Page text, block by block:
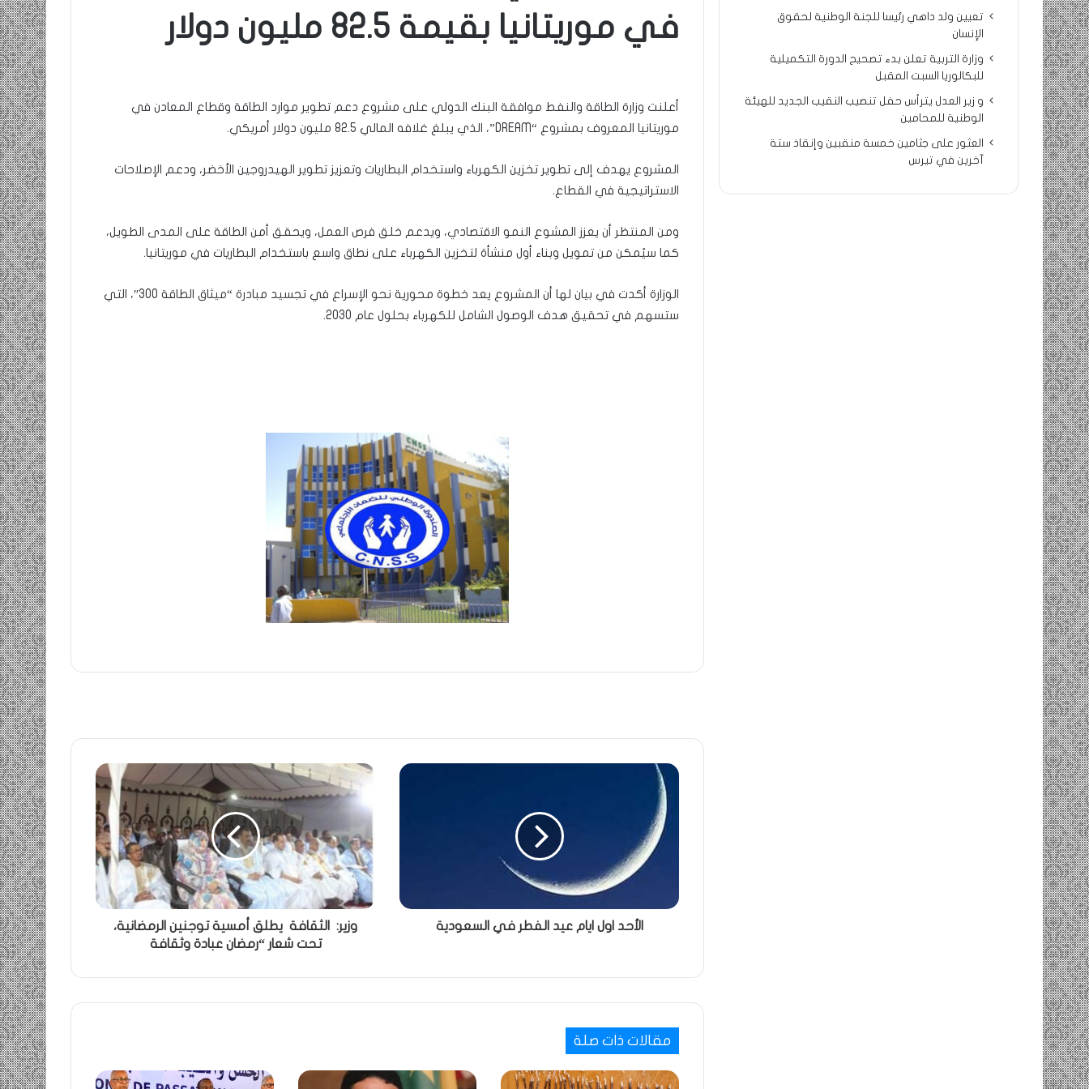
في موريتانيا بقيمة 82.5 مليون دولار
أعلنت وزارة الطاقة والنفط موافقة البنك الدولي على مشروع دعم تطوير موارد الطاقة وقطاع المعادن في
موريتانيا المعروف بمشروع “DREAM”، الذي يبلغ غلافه المالي 82.5 مليون دولار أمريكي.
المشروع يهدف إلى تطوير تخزين الكهرباء واستخدام البطاريات وتعزيز تطوير الهيدروجين الأخضر، ودعم الإصلاحات
الاستراتيجية في القطاع.
ومن المنتظر أن يعزز المشوع النمو الاقتصادي، ويدعم خلق فرص العمل، ويحقق أمن الطاقة على المدى الطويل،
كما سيُمكن من تمويل وبناء أول منشأة لتخزين الكهرباء على نطاق واسع باستخدام البطاريات في موريتانيا.
الوزارة أكدت في بيان لها أن المشروع يعد خطوة محورية نحو الإسراع في تجسيد مبادرة “ميثاق الطاقة 300″، التي
ستسهم في تحقيق هدف الوصول الشامل للكهرباء بحلول عام 2030.
الأحد اول ايام عيد الفطر في السعودية
وزير: الثقافة يطلق أمسية توجنين الرمضانية،
تحت شعار “رمضان عبادة وثقافة
مقالات ذات صلة
تعيين ولد داهي رئيسا للجنة الوطنية لحقوق
الإنسان
وزارة التربية تعلن بدء تصحيح الدورة التكميلية
للبكالوريا السبت المقبل
و زير العدل يترأس حفل تنصيب النقيب الجديد للهيئة
الوطنية للمحامين
العثور على جثامين خمسة منقبين وإنقاذ ستة
آخرين في تيرس